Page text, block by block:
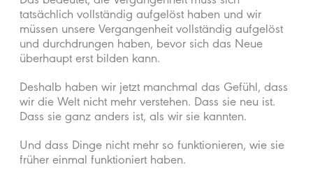
tatsächlich vollständig aufgelöst haben und wir
müssen unsere Vergangenheit vollständig aufgelöst
und durchdrungen haben, bevor sich das Neue
überhaupt erst bilden kann.
Deshalb haben wir jetzt manchmal das Gefühl, dass
wir die Welt nicht mehr verstehen. Dass sie neu ist.
Dass sie ganz anders ist, als wir sie kannten.
Und dass Dinge nicht mehr so funktionieren, wie sie
früher einmal funktioniert haben.